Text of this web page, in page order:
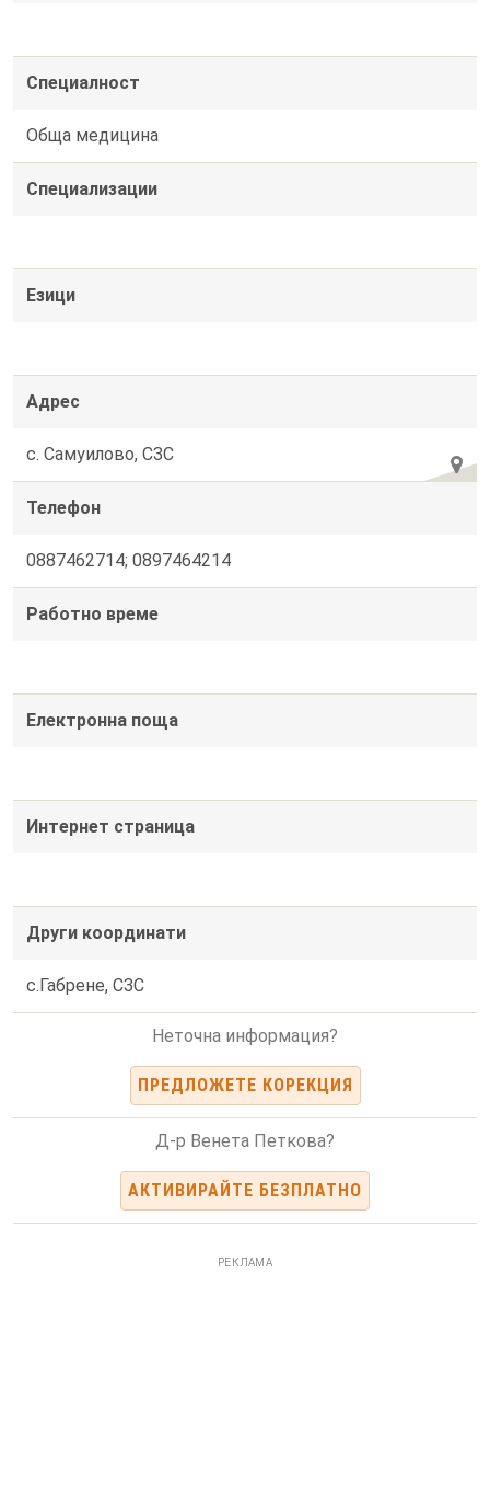
Специалност
Обща медицина
Специализации
Езици
Адрес
с. Самуилово, СЗС
Телефон
0887462714; 0897464214
Работно време
Електронна поща
Интернет страница
Други координати
с.Габрене, СЗС
Неточна информация?
ПРЕДЛОЖЕТЕ КОРЕКЦИЯ
Д-р Венета Петкова?
АКТИВИРАЙТЕ БЕЗПЛАТНО
РЕКЛАМА